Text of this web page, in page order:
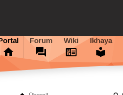
Forum Wiki Ikhaya